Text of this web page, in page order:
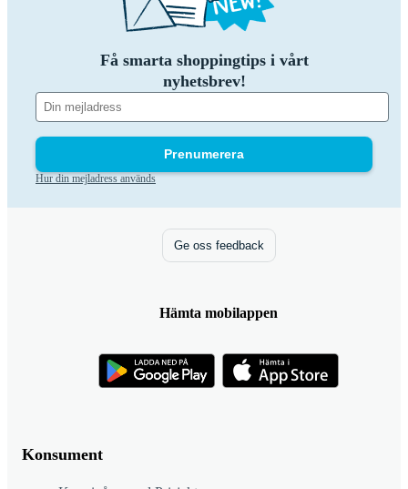
Få smarta shoppingtips i vårt
nyhetsbrev!
Prenumerera
Hur din mejladress används
Konsument
Ge oss feedback
Hämta mobilappen